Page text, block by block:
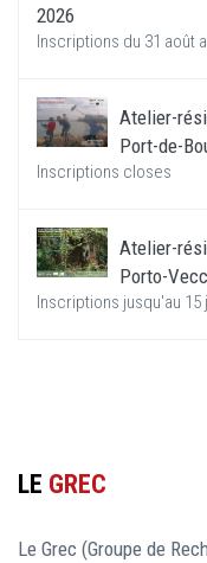
2026
Inscriptions du 31 août
Atelier-
Port-de-
Inscriptions closes
Atelier-
Porto-
Inscriptions jusqu'au 15
LE GREC
Le Grec (Groupe de